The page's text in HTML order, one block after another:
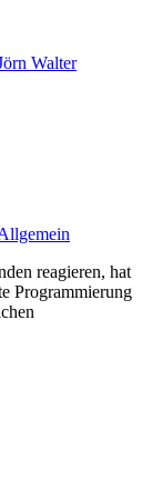
Walter
reagieren, hat
Programmierung